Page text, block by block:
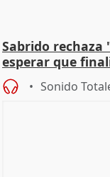
Sabrido
esperar que
Sonido